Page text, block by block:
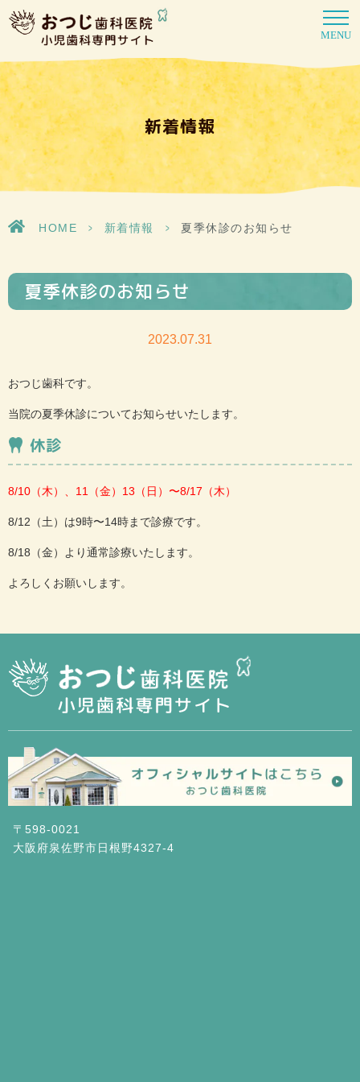
MENU
新着情報
HOME > 新着情報 > 夏季休診のお知らせ
夏季休診のお知らせ
2023.07.31
おつじ歯科です。
当院の夏季休診についてお知らせいたします。
休診
8/10（木）、11（金）13（日）〜8/17（木）
8/12（土）は9時〜14時まで診療です。
8/18（金）より通常診療いたします。
よろしくお願いします。
〒598-0021
大阪府泉佐野市日根野4327-4